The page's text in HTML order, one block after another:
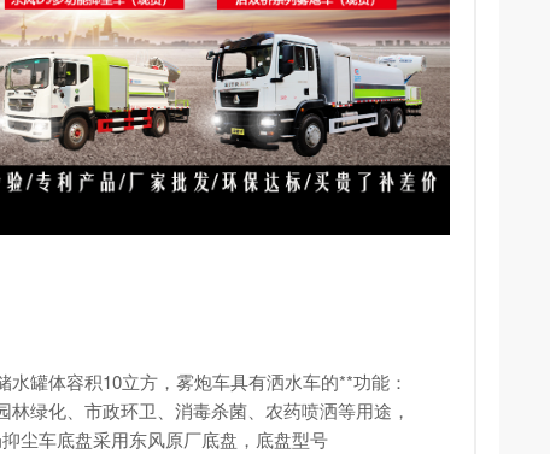
罐体容积10立方， 雾炮车具有洒水车的**功能：
绿化、市政环卫、消毒杀菌、农药喷洒等用途，
尘车底盘采用东风原厂底盘，底盘型号